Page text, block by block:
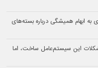
به ابهام همیشگی درباره بسته‌های
این سیستم‌عامل ساخت، اما